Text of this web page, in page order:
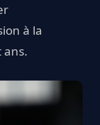
à la
ans.